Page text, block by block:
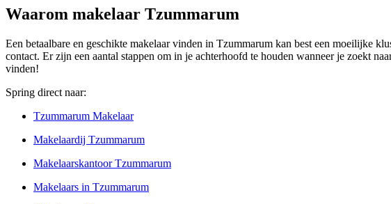
Waarom makelaar Tzummarum
Een betaalbare en geschikte makelaar vinden in Tzummarum kan best een moeilijke
contact. Er zijn een aantal stappen om in je achterhoofd te houden wanneer je zoekt
vinden!
Spring direct naar:
Tzummarum Makelaar
Makelaardij Tzummarum
Makelaarskantoor Tzummarum
Makelaars in Tzummarum